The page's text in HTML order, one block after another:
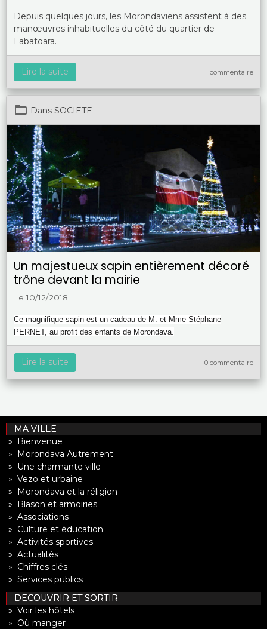
Depuis quelques jours, les Morondaviens assistent à des
manœuvres inhabituelles du côté du quartier de
Labatoara.
Lire la suite 1 commentaire
Dans SOCIETE
Un majestueux sapin entièrement décoré
trône devant la mairie
Le 10/12/2018
Ce magnifique sapin est un cadeau de M. et Mme Stéphane
PERNET, au profit des enfants de Morondava.
Lire la suite 0 commentaire
MA VILLE
» Bienvenue
» Morondava Autrement
» Une charmante ville
» Vezo et urbaine
» Morondava et la réligion
» Blason et armoiries
» Associations
» Culture et éducation
» Activités sportives
» Actualités
» Chiffres clés
» Services publics
DECOUVRIR ET SORTIR
» Voir les hôtels
» Où manger